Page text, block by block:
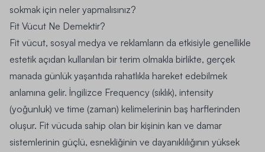
sokmak için neler yapmalısınız?
Fit Vücut Ne Demektir?
Fit vücut, sosyal medya ve reklamların da etkisiyle genellikle
estetik açıdan kullanılan bir terim olmakla birlikte, gerçek
manada günlük yaşantıda rahatlıkla hareket edebilmek
anlamına gelir. İngilizce Frequency (sıklık), intensity
(yoğunluk) ve time (zaman) kelimelerinin baş harflerinden
oluşur. Fit vücuda sahip olan bir kişinin kan ve damar
sistemlerinin güçlü, esnekliğinin ve dayanıklılığının yüksek